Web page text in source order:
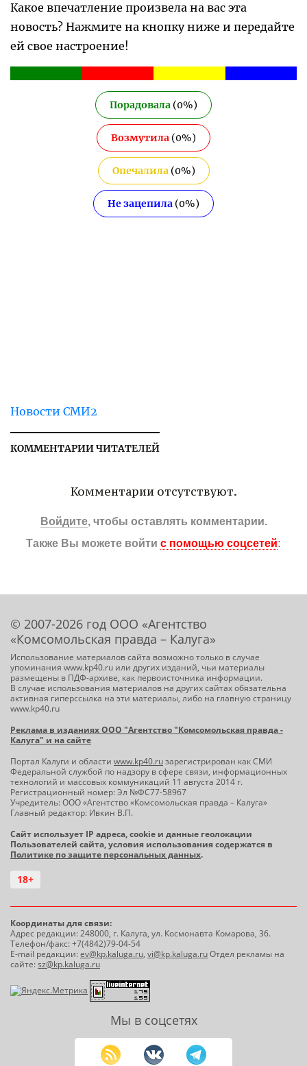
Какое впечатление произвела на вас эта
новость? Нажмите на кнопку ниже и передайте
ей свое настроение!
Порадовала (0%)
Возмутила (0%)
Опечалила(0%)
Не зацепила (0%)
Новости СМИ2
КОММЕНТАРИИ ЧИТАТЕЛЕЙ
Комментарии отсутствуют.
Войдите, чтобы оставлять комментарии.
Также Вы можете войти с помощью соцсетей:
© 2007-2026 год ООО «Агентство
«Комсомольская правда – Калуга»
Использование материалов сайта возможно только в случае
упоминания www.kp40.ru или других изданий, чьи материалы
размещены в ПДФ-архиве, как первоисточника информации.
В случае использования материалов на других сайтах обязательна
активная гиперссылка на эти материалы, либо на главную страницу
www.kp40.ru
Реклама в изданиях ООО "Агентство "Комсомольская правда -
Калуга" и на сайте
Портал Калуги и области www.kp40.ruзарегистрирован как СМИ
Федеральной службой по надзору в сфере связи, информационных
технологий и массовых коммуникаций 11 августа 2014 г.
Регистрационный номер: Эл №ФС77-58967
Учредитель: ООО «Агентство «Комсомольская правда – Калуга»
Главный редактор: Ивкин В.П.
Сайт использует IP адреса, cookie и данные геолокации
Пользователей сайта, условия использования содержатся в
Политике по защите персональных данных.
18+
Координаты для связи:
Адрес редакции: 248000, г. Калуга, ул. Космонавта Комарова, 36.
Телефон/факс: +7(4842)79-04-54
E-mail редакции:ev@kp.kaluga.ru, vi@kp.kaluga.ruОтдел рекламы на
сайте:sz@kp.kaluga.ru
Мы в соцсетях